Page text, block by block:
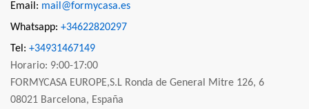
Email: mail@formycasa.es
Whatsapp: +34622820297
Tel: +34931467149
Horario: 9:00-17:00
FORMYCASA EUROPE,S.L Ronda de General Mitre 126, 6
08021 Barcelona, España